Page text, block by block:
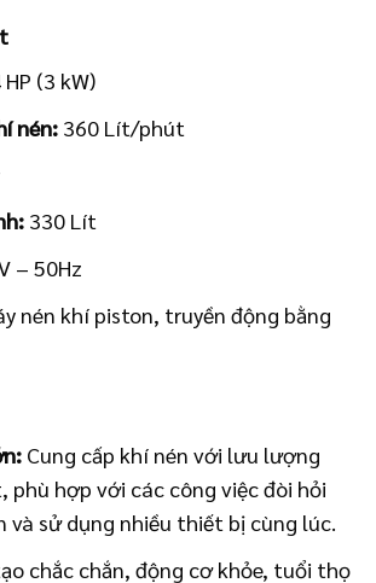
HP (3 kW)
nén: 360 Lít/phút
330 Lít
– 50Hz
nén khí piston, truyền động bằng
Cung cấp khí nén với lưu lượng
hợp với các công việc đòi hỏi
và sử dụng nhiều thiết bị cùng lúc.
chắc chắn, động cơ khỏe, tuổi thọ